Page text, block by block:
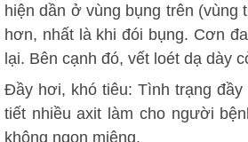
hiện dần ở vùng bụng trên
hơn, nhất là khi đói bụng. Cơn
lại. Bên cạnh đó, vết loét dạ dày
Đầy hơi, khó tiêu: Tình trạng
tiết nhiều axit làm cho người
không ngon miệng.